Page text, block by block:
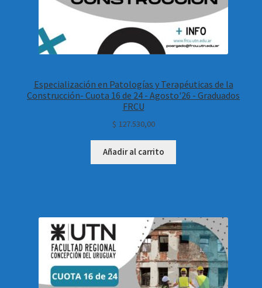
Especialización en Patologías y Terapéuticas de la
Construcción- Cuota 16 de 24 - Agosto'26 - Graduados
FRCU
$ 127.530,00
Añadir al carrito